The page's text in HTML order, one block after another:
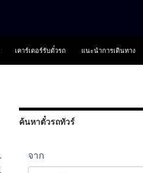
เคาร์เตอร์รับตั๋วรถ แนะนำการเดินทาง
ค้นหาตั๋วรถทัวร์